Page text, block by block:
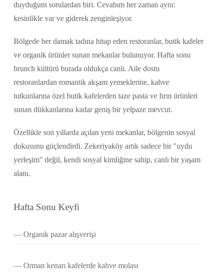
duyduğum sorulardan biri. Cevabım her zaman aynı:
kesinlikle var ve giderek zenginleşiyor.
Bölgede her damak tadına hitap eden restoranlar, butik kafeler
ve organik ürünler sunan mekanlar bulunuyor. Hafta sonu
brunch kültürü burada oldukça canlı. Aile dostu
restoranlardan romantik akşam yemeklerine, kahve
tutkunlarına özel butik kafelerden taze pasta ve fırın ürünleri
sunan dükkanlarına kadar geniş bir yelpaze mevcut.
Özellikle son yıllarda açılan yeni mekanlar, bölgenin sosyal
dokusunu güçlendirdi. Zekeriyaköy artık sadece bir "uydu
yerleşim" değil, kendi sosyal kimliğine sahip, canlı bir yaşam
alanı.
Hafta Sonu Keyfi
Organik pazar alışverişi
Orman kenarı kafelerde kahve molası